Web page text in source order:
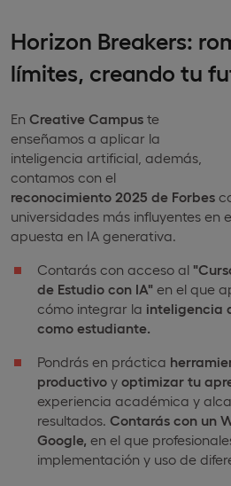
Horizon Breakers:
límites, creando tu
En Creative Campus te
enseñamos a aplicar la
inteligencia artificial, además,
contamos con el
reconocimiento 2025 de Forbes
universidades más influyentes en
apuesta en IA generativa.
Contarás con acceso al
de Estudio con IA" en el que
cómo integrar la inteligencia
como estudiante.
Pondrás en práctica
productivo y optimizar tu
experiencia académica y
resultados. Contarás con un
Google, en el que
implementación y uso de